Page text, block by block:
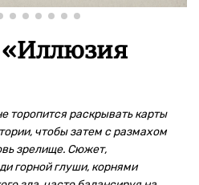
Иллюзия
торопится раскрывать карты
чтобы затем с размахом
зрелище. Сюжет,
горной глуши, корнями